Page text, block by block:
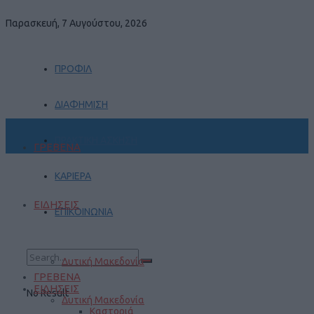
Παρασκευή, 7 Αυγούστου, 2026
ΠΡΟΦΙΛ
ΔΙΑΦΗΜΙΣΗ
ΚΑΡΙΕΡΑ
ΕΠΙΚΟΙΝΩΝΙΑ
No Result
ΓΡΕΒΕΝΑ
ΕΙΔΗΣΕΙΣ
Δυτική Μακεδονία
ΓΡΕΒΕΝΑ
ΕΙΔΗΣΕΙΣ
Δυτική Μακεδονία
Καστοριά